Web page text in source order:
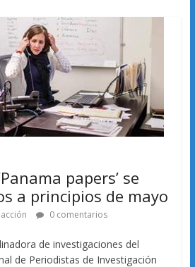
papers’ se
a principios de mayo
0 comentarios
de investigaciones del
de Periodistas de Investigación